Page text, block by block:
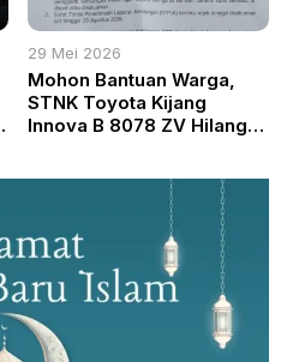
29 Mei 2026
Mohon Bantuan Warga,
STNK Toyota Kijang
Innova B 8078 ZV Hilang